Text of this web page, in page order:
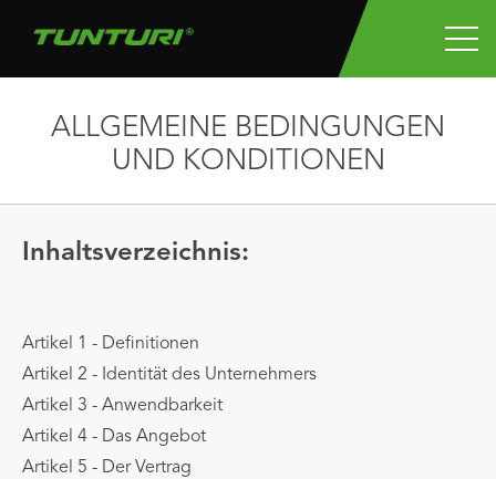
ALLGEMEINE BEDINGUNGEN
UND KONDITIONEN
Inhaltsverzeichnis:
Artikel 1 - Definitionen
Artikel 2 - Identität des Unternehmers
Artikel 3 - Anwendbarkeit
Artikel 4 - Das Angebot
Artikel 5 - Der Vertrag